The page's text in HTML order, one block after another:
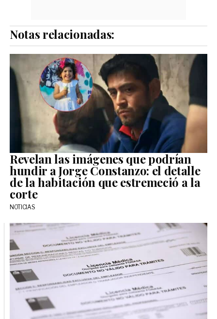
Notas relacionadas:
Revelan las imágenes que podrían
hundir a Jorge Constanzo: el detalle
de la habitación que estremeció a la
corte
NOTICIAS